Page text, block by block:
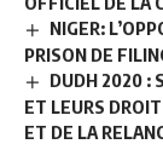
NIGER:
PRISON DE
DUDH 2020 :
ET LEURS
ET DE LA